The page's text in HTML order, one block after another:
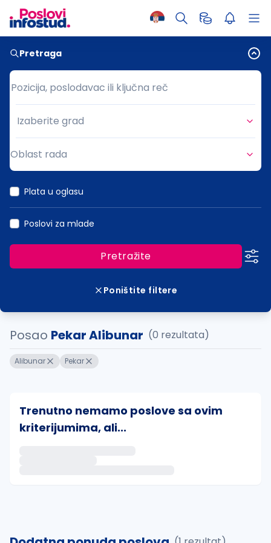
Pretraga
Pozicija, poslodavac ili ključna reč
Pozicija, poslodavac ili ključna reč
Grad
Izaberite grad
Oblast rada
Plata u oglasu
Poslovi za mlade
Pretražite
Poništite filtere
Posao Pekar Alibunar (0 rezultata)
Alibunar Pekar
Trenutno nemamo poslove sa ovim
kriterijumima, ali...